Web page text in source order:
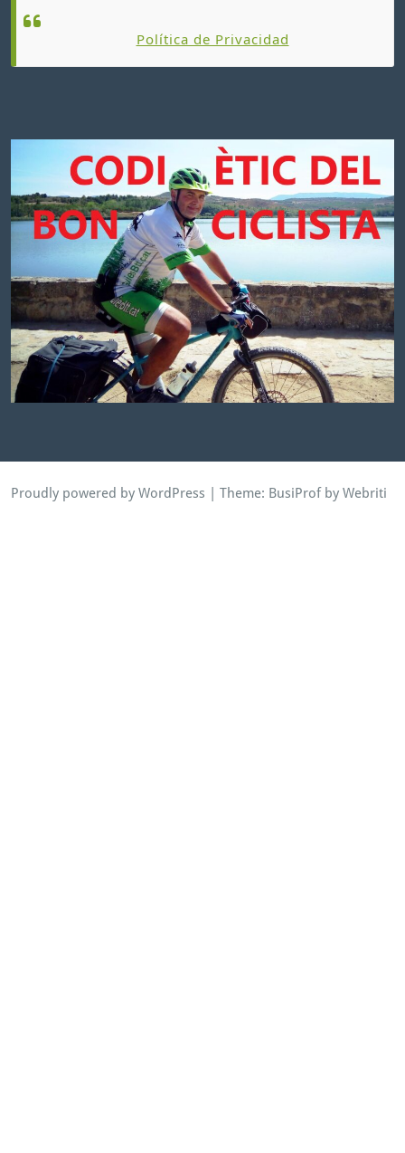
Política de Privacidad
Proudly powered by WordPress | Theme: BusiProf by Webriti